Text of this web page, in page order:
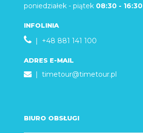
poniedziałek - piątek 08:30 - 16:30
INFOLINIA
| +48 881 141 100
ADRES E-MAIL
| timetour@timetour.pl
BIURO OBSŁUGI